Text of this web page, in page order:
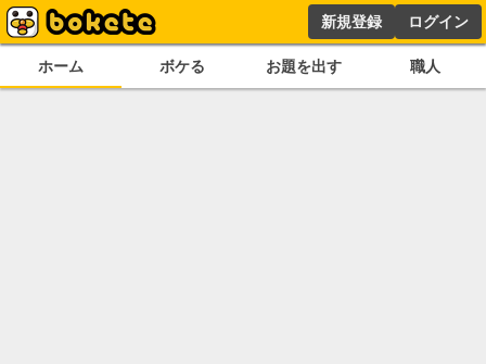
新規登録 ログイン
ホーム ボケる お題を出す 職人